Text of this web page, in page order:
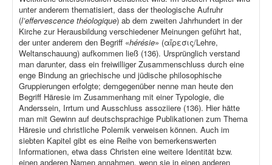
unter anderem thematisiert, dass der theologische Aufruhr
(l’effervescence théologique) ab dem zweiten Jahrhundert in der
Kirche zur Herausbildung verschiedener Meinungen geführt hat,
der unter anderem den Begriff «hérésie» (αἵρεσις/Lehre,
Weltanschauung) aufkommen ließ (136). Ursprünglich verstand
man darunter, dass ein freiwilliger Zusammenschluss durch eine
enge Bindung an griechische und jüdische philosophische
Gruppierungen erfolgte; demgegenüber nenne man heute den
Begriff Häresie im Zusammenhang mit einer Typologie, die
Anderssein, Irrtum und Ausschluss assoziiere (136). Hier hätte
man mit Gewinn auf deutschsprachige Publikationen zum Thema
Häresie und christliche Polemik verweisen können. Auch im
siebten Kapitel gibt es eine Reihe von bemerkenswerten
Informationen, etwa dass Christen eine weitere Identität bzw.
einen anderen Namen annahmen, wenn sie in einen anderen